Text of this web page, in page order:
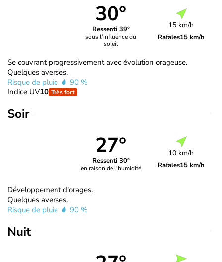
30°
Ressenti 39°
sous l’influence du
soleil
15 km/h
Rafales15 km/h
Se couvrant progressivement avec évolution orageuse.
Quelques averses.
Risque de pluie
90 %
Indice UV10 Très fort
Soir
27°
Ressenti 30°
en raison de l'humidité
10 km/h
Rafales15 km/h
Développement d'orages.
Quelques averses.
Risque de pluie
90 %
Nuit